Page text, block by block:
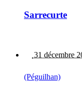
Sarrecurte
31 décembre
(Péguilhan)